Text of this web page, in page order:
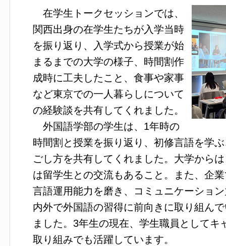
在学生トークセッションでは、
関西出身の在学生たちが入学当時
を振り返り、入学式から授業が始
まるまでの大学の様子、時間割作
成時に工夫したこと、食事や家事
など東京での一人暮らしについて
の経験談を共有してくれました。
外国語学部の学生は、1年時の
時間割と授業を振り返り、初修言語を学
ごし方を共有してくれました。大学から
は留学生との交流もあること。また、企
言語運用能力を磨き、コミュニケーショ
内外で外国語の習得に前向きに取り組ん
ました。3年生の現在、学生職員としてキ
取り組みでも活躍しています。